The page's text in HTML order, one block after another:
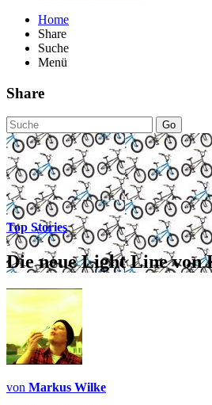
Home
Share
Suche
Menü
Share
Go
Top Stories
Die neue Light Line von
von Markus Wilke